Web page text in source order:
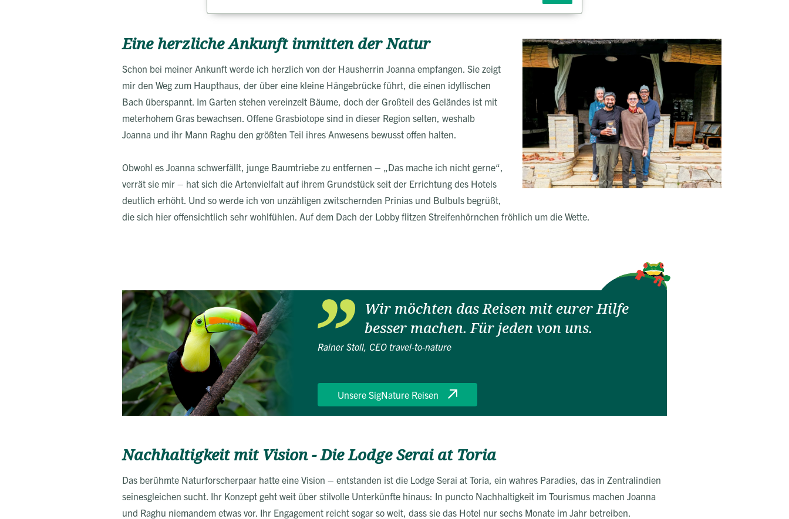
Eine herzliche Ankunft inmitten der Natur
Schon bei meiner Ankunft werde ich herzlich von der Hausherrin Joanna empfangen. Sie zeigt
mir den Weg zum Haupthaus, der über eine kleine Hängebrücke führt, die einen idyllischen
Bach überspannt. Im Garten stehen vereinzelt Bäume, doch der Großteil des Geländes ist mit
meterhohem Gras bewachsen. Offene Grasbiotope sind in dieser Region selten, weshalb
Joanna und ihr Mann Raghu den größten Teil ihres Anwesens bewusst offen halten.
Obwohl es Joanna schwerfällt, junge Baumtriebe zu entfernen – „Das mache ich nicht gerne“,
verrät sie mir – hat sich die Artenvielfalt auf ihrem Grundstück seit der Errichtung des Hotels
deutlich erhöht. Und so werde ich von unzähligen zwitschernden Prinias und Bulbuls begrüßt,
die sich hier offensichtlich sehr wohlfühlen. Auf dem Dach der Lobby flitzen Streifenhörnchen fröhlich um die Wette.
Wir möchten das Reisen mit eurer Hilfe
besser machen. Für jeden von uns.
Rainer Stoll, CEO travel-to-nature
Unsere SigNature Reisen
Nachhaltigkeit mit Vision - Die Lodge Serai at Toria
Das berühmte Naturforscherpaar hatte eine Vision – entstanden ist die Lodge Serai at Toria, ein wahres Paradies, das in Zentralindien
seinesgleichen sucht. Ihr Konzept geht weit über stilvolle Unterkünfte hinaus: In puncto Nachhaltigkeit im Tourismus machen Joanna
und Raghu niemandem etwas vor. Ihr Engagement reicht sogar so weit, dass sie das Hotel nur sechs Monate im Jahr betreiben.